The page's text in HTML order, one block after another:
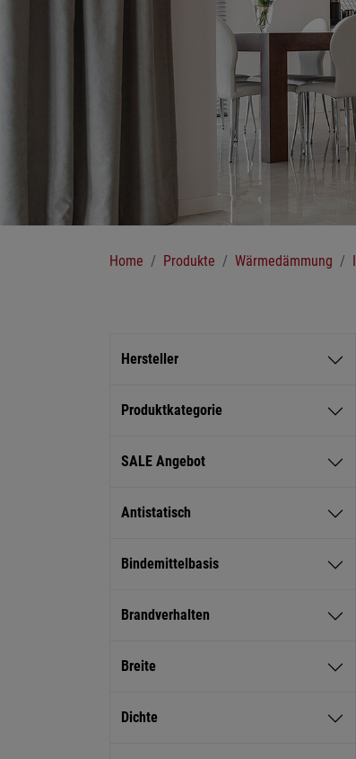
Home Produkte Wärmedämmung
Hersteller
Produktkategorie
SALE Angebot
Antistatisch
Bindemittelbasis
Brandverhalten
Breite
Dichte